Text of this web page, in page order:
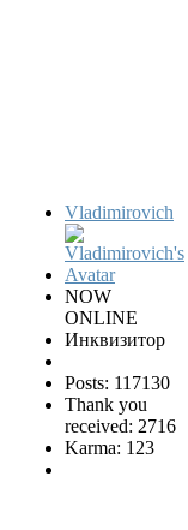
Vladimirovich
NOW
ONLINE
Инквизитор
Posts: 117130
Thank you
received: 2716
Karma: 123